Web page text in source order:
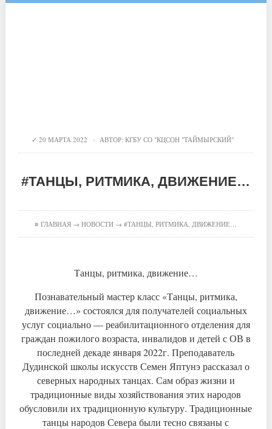
20 МАРТА 2022 · АВТОР: КГБУ СО "КЦСОН "ТАЙМЫРСКИЙ"
#ТАНЦЫ, РИТМИКА, ДВИЖЕНИЕ…
≡ГЛАВНАЯ →НОВОСТИ → #ТАНЦЫ, РИТМИКА, ДВИЖЕНИЕ…
Танцы, ритмика, движение…
Познавательный мастер класс «Танцы, ритмика,
движение…» состоялся для получателей социальных
услуг социально — реабилитационного отделения для
граждан пожилого возраста, инвалидов и детей с ОВ в
последней декаде января 2022г. Преподаватель
Дудинской школы искусств Семен Яптунэ рассказал о
северных народных танцах. Сам образ жизни и
традиционные виды хозяйствования этих народов
обусловили их традиционную культуру. Традиционные
танцы народов Севера были тесно связаны с